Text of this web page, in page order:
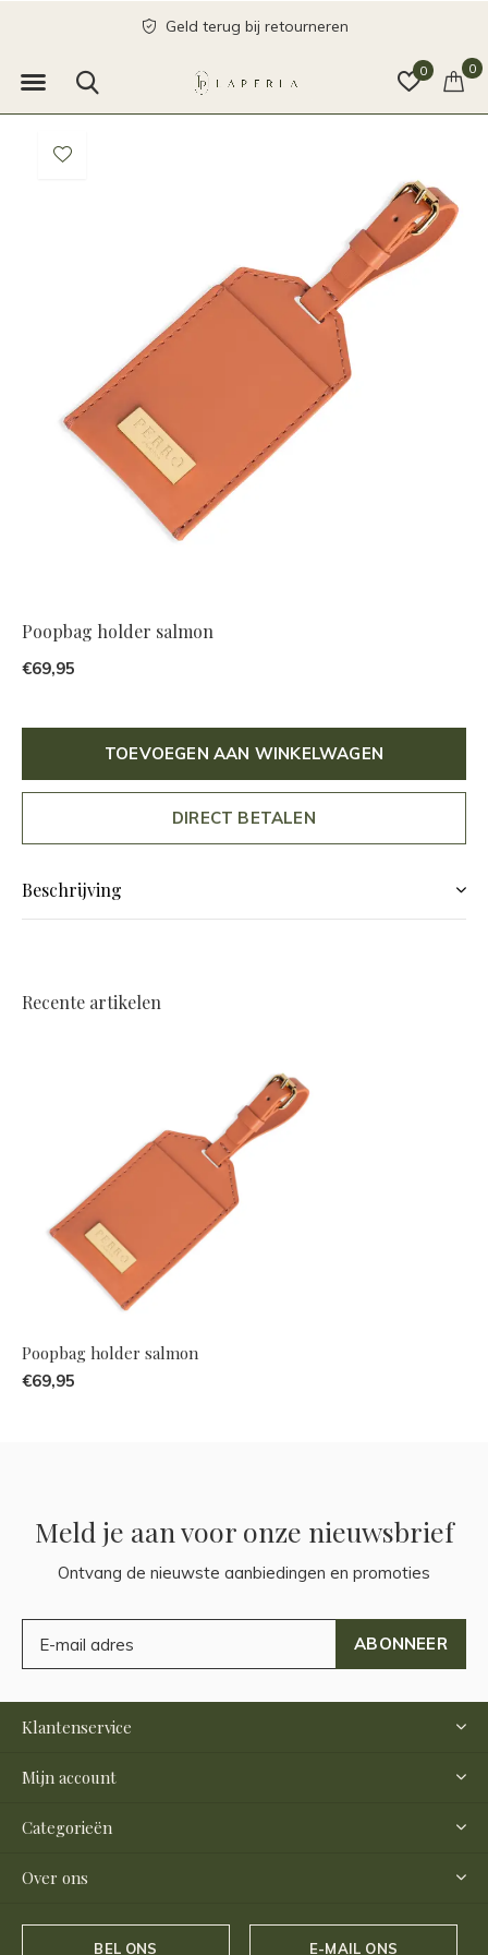
0 0
Geld terug bij retourneren
Poopbag holder salmon
€69,95
TOEVOEGEN AAN WINKELWAGEN
DIRECT BETALEN
Beschrijving
Recente artikelen
Poopbag holder salmon
€69,95
Meld je aan voor onze nieuwsbrief
Ontvang de nieuwste aanbiedingen en promoties
ABONNEER
Klantenservice
Mijn account
Categorieën
Over ons
BEL ONS E-MAIL ONS